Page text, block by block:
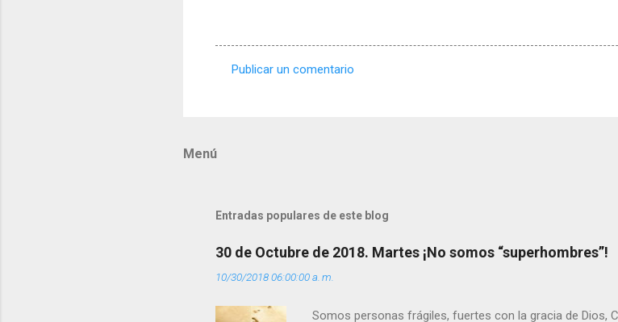
a
Publicar un comentario
Menú
Entradas populares de este blog
30 de Octubre de 2018. Martes ¡No somos “superhombres”!
10/30/2018 06:00:00 a. m.
Somos personas frágiles, fuertes con la gracia de Dios,